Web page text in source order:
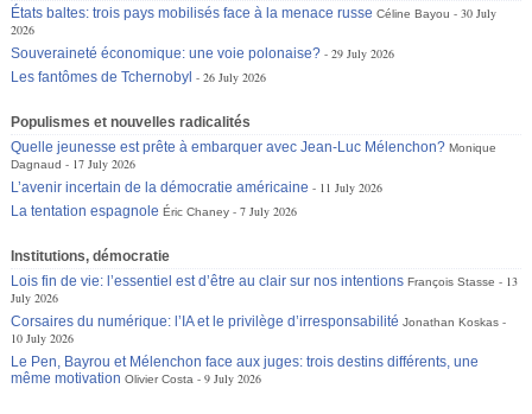
États baltes: trois pays mobilisés face à la menace russe Céline Bayou
30 July
2026
Souveraineté économique: une voie polonaise?
29 July 2026
Les fantômes de Tchernobyl
26 July 2026
Populismes et nouvelles radicalités
Quelle jeunesse est prête à embarquer avec Jean-Luc Mélenchon? Monique
Dagnaud
17 July 2026
L’avenir incertain de la démocratie américaine
11 July 2026
La tentation espagnole Éric Chaney 7 July 2026
Institutions, démocratie
Lois fin de vie: l’essentiel est d’être au clair sur nos intentions François Stasse
13
July 2026
Corsaires du numérique: l’IA et le privilège d’irresponsabilité Jonathan Koskas
10 July 2026
Le Pen, Bayrou et Mélenchon face aux juges: trois destins différents, une
même motivation Olivier Costa 9 July 2026